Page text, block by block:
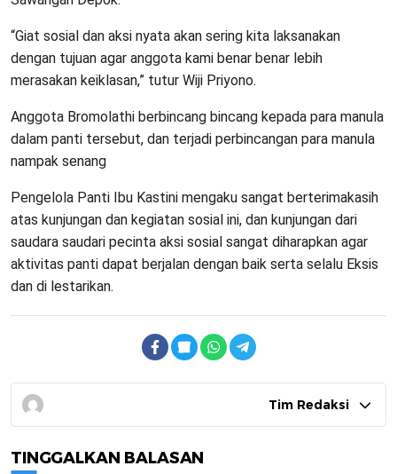
“Giat sosial dan aksi nyata akan sering kita laksanakan
dengan tujuan agar anggota kami benar benar lebih
merasakan keiklasan,” tutur Wiji Priyono.
Anggota Bromolathi berbincang bincang kepada para manula
dalam panti tersebut, dan terjadi perbincangan para manula
nampak senang
Pengelola Panti Ibu Kastini mengaku sangat berterimakasih
atas kunjungan dan kegiatan sosial ini, dan kunjungan dari
saudara saudari pecinta aksi sosial sangat diharapkan agar
aktivitas panti dapat berjalan dengan baik serta selalu Eksis
dan di lestarikan.
Tim Redaksi
TINGGALKAN BALASAN